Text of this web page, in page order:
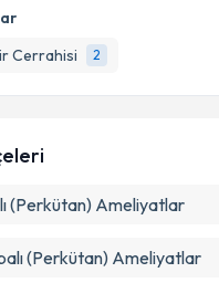
Cerrahisi
2
(Perkütan) Ameliyatlar
(Perkütan) Ameliyatlar